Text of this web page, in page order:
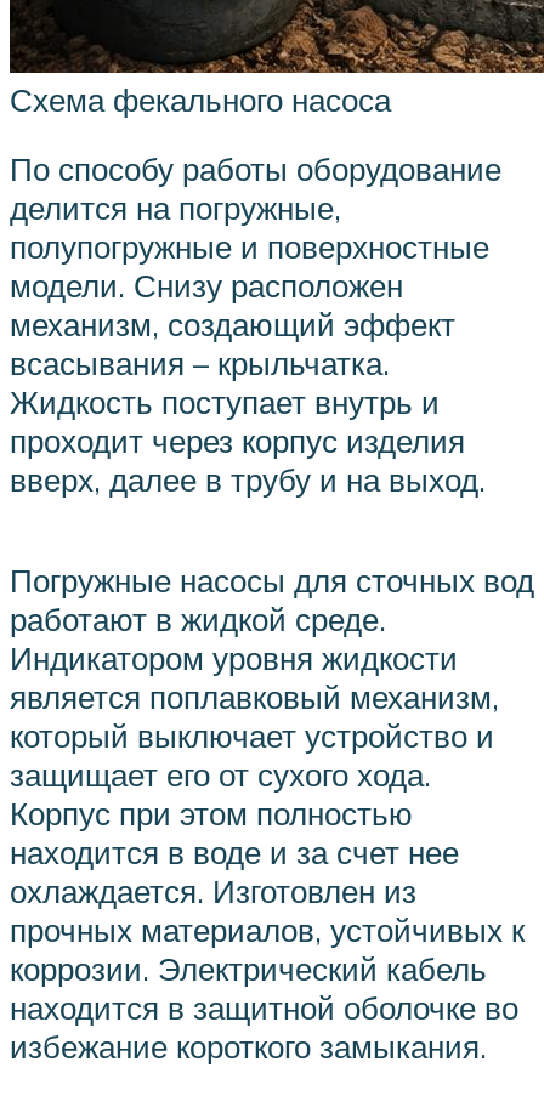
Схема фекального насоса
По способу работы оборудование
делится на погружные,
полупогружные и поверхностные
модели. Снизу расположен
механизм, создающий эффект
всасывания – крыльчатка.
Жидкость поступает внутрь и
проходит через корпус изделия
вверх, далее в трубу и на выход.
Погружные насосы для сточных вод
работают в жидкой среде.
Индикатором уровня жидкости
является поплавковый механизм,
который выключает устройство и
защищает его от сухого хода.
Корпус при этом полностью
находится в воде и за счет нее
охлаждается. Изготовлен из
прочных материалов, устойчивых к
коррозии. Электрический кабель
находится в защитной оболочке во
избежание короткого замыкания.